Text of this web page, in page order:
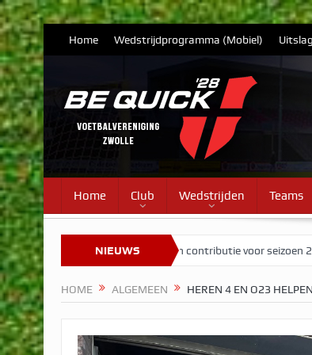
Home Wedstrijdprogramma (Mobiel)
Home Club Wedstrijden Teams
NIEUWS
Tarieven contributie voor seizoen 2026/2027
HOME ALGEMEEN HEREN 4 EN O23